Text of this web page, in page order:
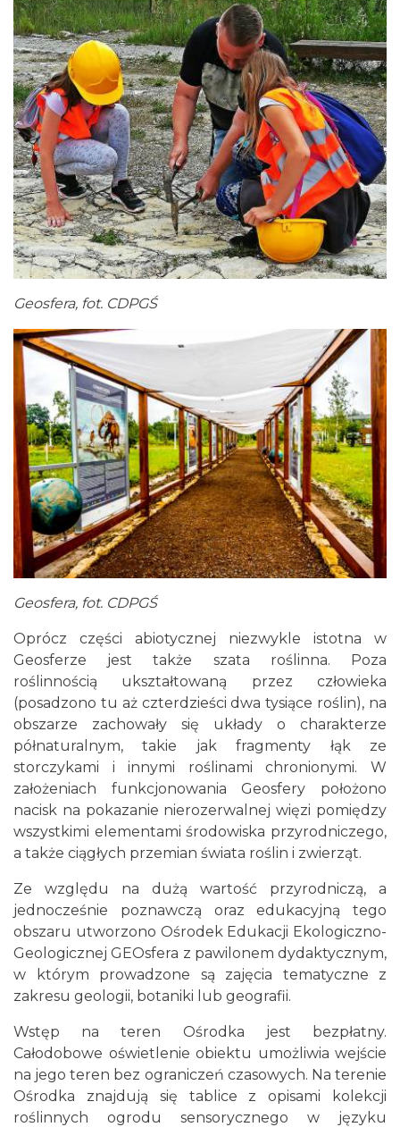
Geosfera, fot. CDPGŚ
Geosfera, fot. CDPGŚ
Oprócz części abiotycznej niezwykle istotna w
Geosferze jest także szata roślinna. Poza
roślinnością ukształtowaną przez człowieka
(posadzono tu aż czterdzieści dwa tysiące roślin), na
obszarze zachowały się układy o charakterze
półnaturalnym, takie jak fragmenty łąk ze
storczykami i innymi roślinami chronionymi. W
założeniach funkcjonowania Geosfery położono
nacisk na pokazanie nierozerwalnej więzi pomiędzy
wszystkimi elementami środowiska przyrodniczego,
a także ciągłych przemian świata roślin i zwierząt.
Ze względu na dużą wartość przyrodniczą, a
jednocześnie poznawczą oraz edukacyjną tego
obszaru utworzono Ośrodek Edukacji Ekologiczno-
Geologicznej GEOsfera z pawilonem dydaktycznym,
w którym prowadzone są zajęcia tematyczne z
zakresu geologii, botaniki lub geografii.
Wstęp na teren Ośrodka jest bezpłatny.
Całodobowe oświetlenie obiektu umożliwia wejście
na jego teren bez ograniczeń czasowych. Na terenie
Ośrodka znajdują się tablice z opisami kolekcji
roślinnych ogrodu sensorycznego w języku